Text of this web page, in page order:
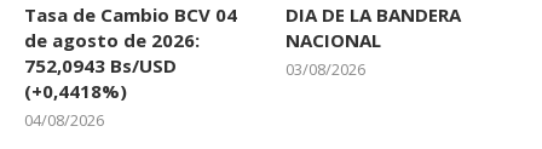
Tasa de Cambio BCV 04
de agosto de 2026:
752,0943 Bs/USD
(+0,4418%)
04/08/2026
DIA DE LA BANDERA
NACIONAL
03/08/2026